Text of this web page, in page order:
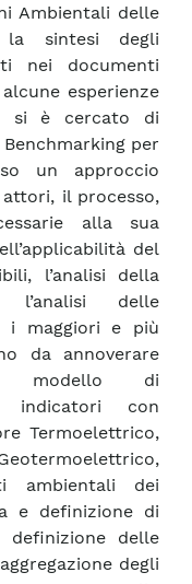
Ambientali delle
la sintesi degli
nei documenti
esperienze
si è cercato di
per
un approccio
il processo,
alla sua
del
l’analisi della
l’analisi delle
i maggiori e più
da annoverare
modello di
indicatori con
Termoelettrico,
ambientali dei
e definizione di
delle
degli